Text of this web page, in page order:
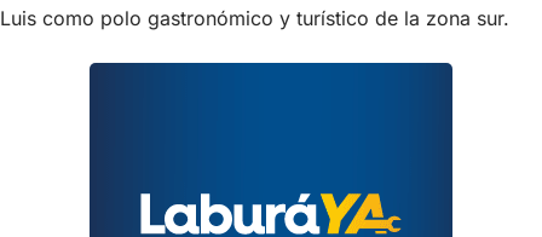
Luis como polo gastronómico y turístico de la zona sur.